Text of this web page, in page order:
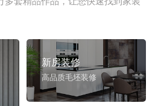
新房装修
高品质毛坯装修